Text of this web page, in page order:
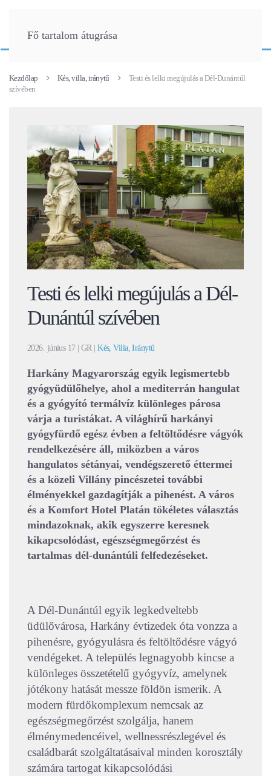
Fő tartalom átugrása
Kezdőlap Kés, villa, iránytű
Testi és lelki megújulás a Dél-Dunántúl
szívében
Testi és lelki megújulás a Dél-
Dunántúl szívében
2026. június 17| GR |Kés, Villa, Iránytű
Harkány Magyarország egyik legismertebb
gyógyüdülőhelye, ahol a mediterrán hangulat
és a gyógyító termálvíz különleges párosa
várja a turistákat. A világhírű harkányi
gyógyfürdő egész évben a feltöltődésre vágyók
rendelkezésére áll, miközben a város
hangulatos sétányai, vendégszerető éttermei
és a közeli Villány pincészetei további
élményekkel gazdagítják a pihenést. A város
és a Komfort Hotel Platán tökéletes választás
mindazoknak, akik egyszerre keresnek
kikapcsolódást, egészségmegőrzést és
tartalmas dél-dunántúli felfedezéseket.
A Dél-Dunántúl egyik legkedveltebb
üdülővárosa, Harkány évtizedek óta vonzza a
pihenésre, gyógyulásra és feltöltődésre vágyó
vendégeket. A település legnagyobb kincse a
különleges összetételű gyógyvíz, amelynek
jótékony hatását messze földön ismerik. A
modern fürdőkomplexum nemcsak az
egészségmegőrzést szolgálja, hanem
élménymedencéivel, wellnessrészlegével és
családbarát szolgáltatásaival minden korosztály
számára tartogat kikapcsolódási